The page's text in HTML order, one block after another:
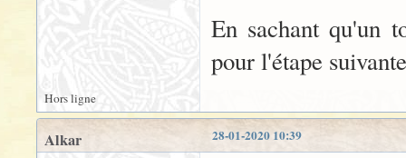
En sachant qu'un
pour l'étape
Hors ligne
28-01-2020 10:39
Alkar